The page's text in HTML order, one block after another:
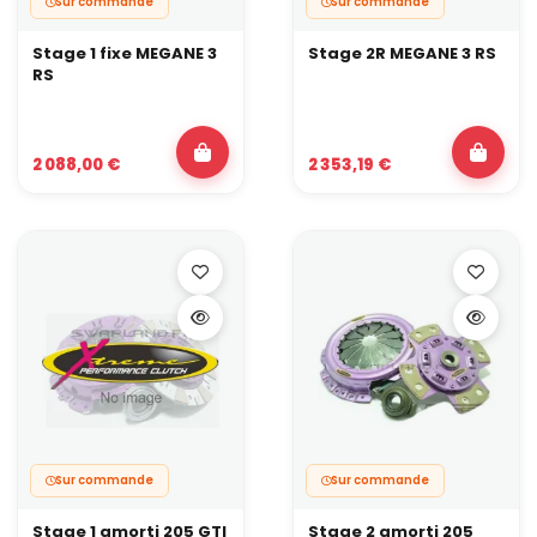
Stage 1 fixe MEGANE 3
RS
2 088,00 €
Stage 2R MEGANE 3 RS
2 353,19 €
Sur commande
Stage 1 amorti 205 GTI
Sur commande
Stage 2 amorti 205